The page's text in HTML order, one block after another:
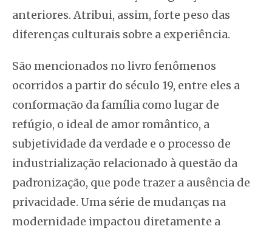
anteriores. Atribui, assim, forte peso das
diferenças culturais sobre a experiência.
São mencionados no livro fenômenos
ocorridos a partir do século 19, entre eles a
conformação da família como lugar de
refúgio, o ideal de amor romântico, a
subjetividade da verdade e o processo de
industrialização relacionado à questão da
padronização, que pode trazer a ausência de
privacidade. Uma série de mudanças na
modernidade impactou diretamente a